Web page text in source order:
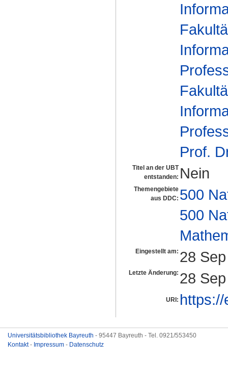
Prof.
Titel an der UBT
entstanden: Nein
Themengebiete
aus DDC: 500
500
Eingestellt am: 28
Letzte Änderung: 28
URI:
Universitätsbibliothek Bayreuth - 95447 Bayreuth - Tel. 0921/553450
Kontakt- Impressum - Datenschutz